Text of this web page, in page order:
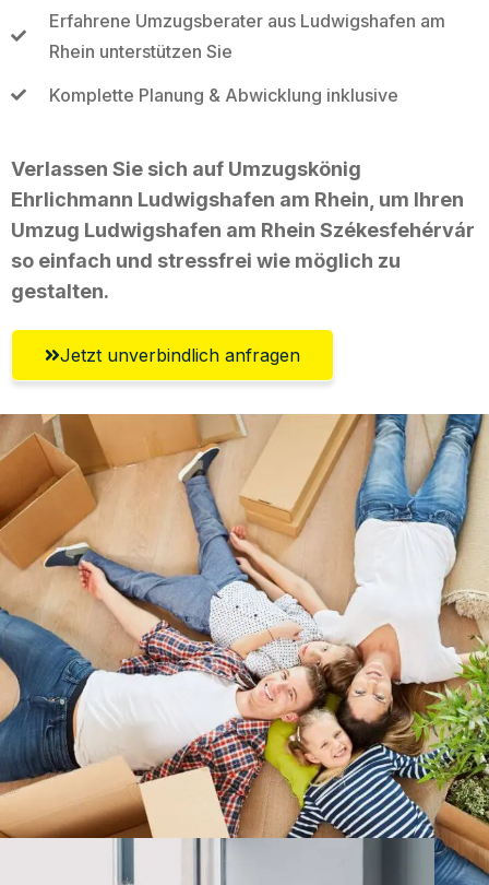
Erfahrene Umzugsberater aus Ludwigshafen am
Rhein unterstützen Sie
Komplette Planung & Abwicklung inklusive
Verlassen Sie sich auf Umzugskönig
Ehrlichmann Ludwigshafen am Rhein, um Ihren
Umzug Ludwigshafen am Rhein Székesfehérvár
so einfach und stressfrei wie möglich zu
gestalten.
Jetzt unverbindlich anfragen